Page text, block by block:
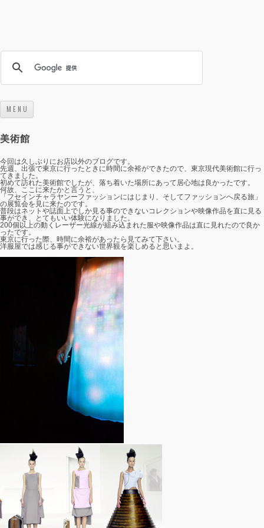
M E N U
美術館
今回は久しぶりにお店以外のブログです。
先週、出張で東京に行ったときに時間に余裕ができたので、東京現代美術館に行っ
てきました。
初めて訪れた美術館でしたが、落ち着いた場所にあって居心地は良かったです。
何故、ここに来たかと言うと、
「フセインチャラヤンーファッションにはじまり、そしてファッションへ戻る旅」
の展覧会を見に来たのです。
普段はネットや誌面上でしか見る事のできないコレクションや映像作品を直に見る
事ができ、とてもいい体験になりました。
200個以上の動くレーザー光線が組み込まれた服や映像作品は直に見れたので良か
ったです。
東京に行った際、時間に余裕があったら見てみて下さい。
洋服屋では感じる事ができない世界観を楽しめると思いまよ。